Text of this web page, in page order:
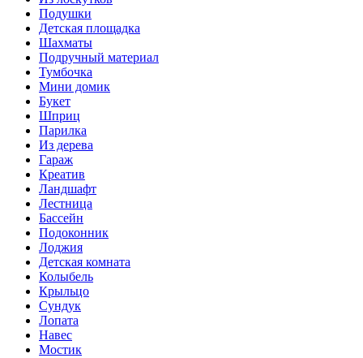
Подушки
Детская площадка
Шахматы
Подручный материал
Тумбочка
Мини домик
Букет
Шприц
Парилка
Из дерева
Гараж
Креатив
Ландшафт
Лестница
Бассейн
Подоконник
Лоджия
Детская комната
Колыбель
Крыльцо
Сундук
Лопата
Навес
Мостик